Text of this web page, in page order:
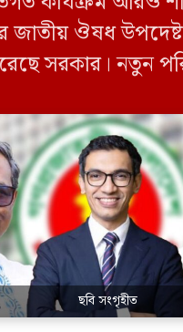
জাতীয় ঔষধ
সরকার। নতুন
এবং সদস্য সচিব
মন্ত্রণালয়ের
বাংলাদেশ
এর নির্বাহী
ছবি সংগৃহীত